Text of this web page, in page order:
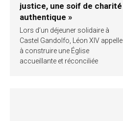
justice, une soif de charité
authentique »
Lors d’un déjeuner solidaire à
Castel Gandolfo, Léon XIV appelle
à construire une Église
accueillante et réconciliée